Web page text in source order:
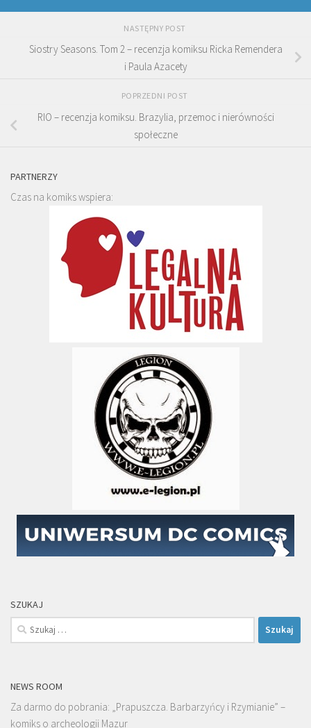
NASTĘPNY POST
Siostry Seasons. Tom 2 – recenzja komiksu Ricka Remendera
i Paula Azacety
POPRZEDNI POST
RIO – recenzja komiksu. Brazylia, przemoc i nierówności
społeczne
PARTNERZY
Czas na komiks wspiera:
SZUKAJ
Szukaj:
NEWS ROOM
Za darmo do pobrania: „Prapuszcza. Barbarzyńcy i Rzymianie” –
komiks o archeologii Mazur